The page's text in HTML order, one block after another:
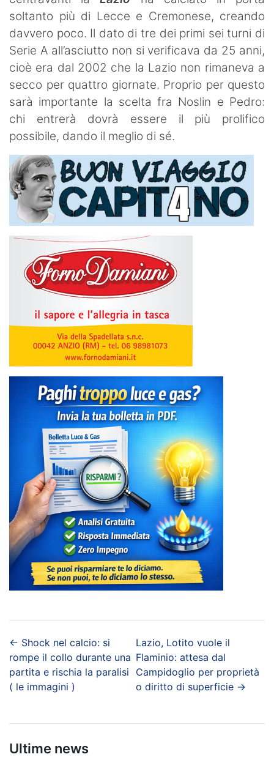
soltanto più di Lecce e Cremonese, creando
davvero poco. Il dato di tre dei primi sei turni di
Serie A all’asciutto non si verificava da 25 anni,
cioè era dal 2002 che la Lazio non rimaneva a
secco per quattro giornate. Proprio per questo
sarà importante la scelta fra Noslin e Pedro:
chi entrerà dovrà essere il più prolifico
possibile, dando il meglio di sé.
← Shock nel calcio: si
rompe il collo durante una
partita e rischia la paralisi
( le immagini )
Lazio, Lotito vuole il
Flaminio: attesa dal
Campidoglio per proprietà
o diritto di superficie→
Ultime news